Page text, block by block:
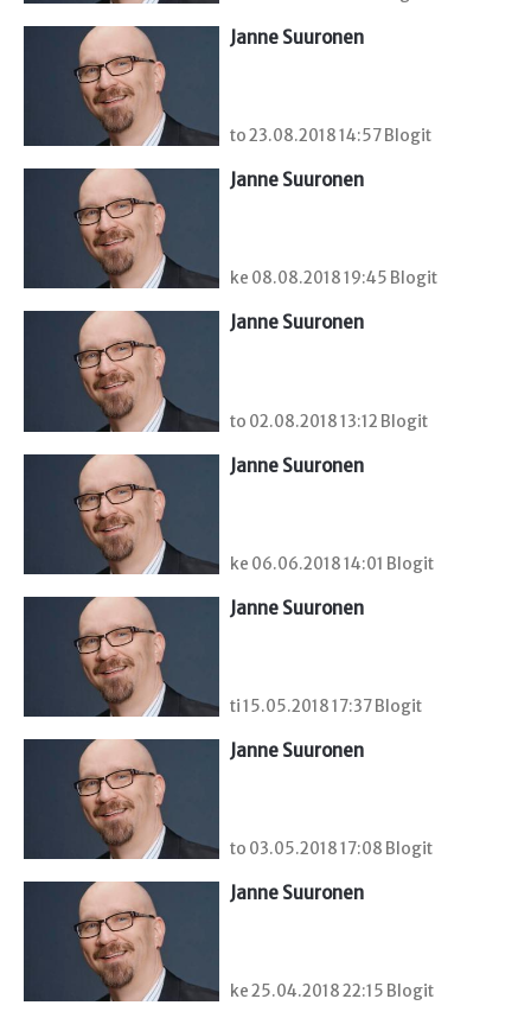
Janne Suuronen
to 23.08.2018 14:57 Blogit
Janne Suuronen
ke 08.08.2018 19:45 Blogit
Janne Suuronen
to 02.08.2018 13:12 Blogit
Janne Suuronen
ke 06.06.2018 14:01 Blogit
Janne Suuronen
ti 15.05.2018 17:37 Blogit
Janne Suuronen
to 03.05.2018 17:08 Blogit
Janne Suuronen
ke 25.04.2018 22:15 Blogit